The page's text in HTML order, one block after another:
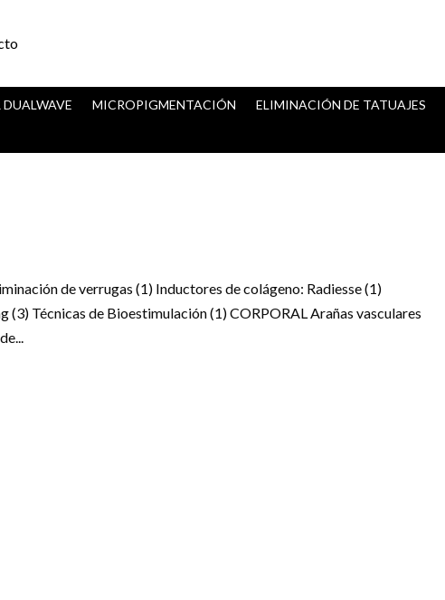
MICROPIGMENTACIÓN ELIMINACIÓN DE TATUAJES
de verrugas (1) Inductores de colágeno: Radiesse (1)
Técnicas de Bioestimulación (1) CORPORAL Arañas vasculares